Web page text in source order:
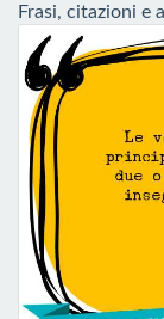
Frasi, citazioni e